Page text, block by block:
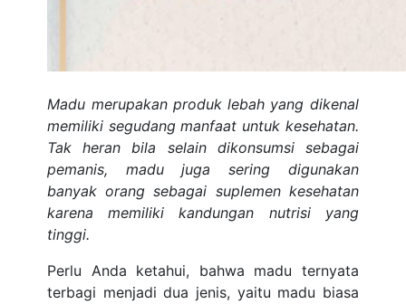
Madu merupakan produk lebah yang dikenal
memiliki segudang manfaat untuk kesehatan.
Tak heran bila selain dikonsumsi sebagai
pemanis, madu juga sering digunakan
banyak orang sebagai suplemen kesehatan
karena memiliki kandungan nutrisi yang
tinggi.
Perlu Anda ketahui, bahwa madu ternyata
terbagi menjadi dua jenis, yaitu madu biasa